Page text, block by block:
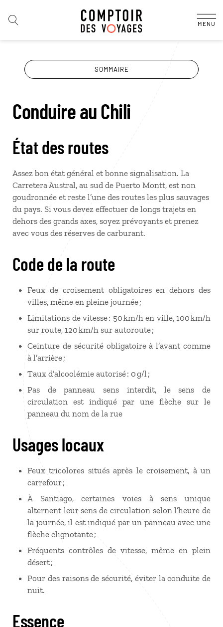
MENU
SOMMAIRE
Conduire au Chili
État des routes
Assez bon état général et bonne signalisation. La
Carretera Austral, au sud de Puerto Montt, est non
goudronnée et reste l’une des routes les plus sauvages
du pays. Si vous devez effectuer de longs trajets en
dehors des grands axes, soyez prévoyants et prenez
avec vous des réserves de carburant.
Code de la route
Feux de croisement obligatoires en dehors des
villes, même en pleine journée ;
Limitations de vitesse : 50 km/h en ville, 100 km/h
sur route, 120 km/h sur autoroute ;
Ceinture de sécurité obligatoire à l’avant comme
à l’arrière ;
Taux d’alcoolémie autorisé : 0 g/l ;
Pas de panneau sens interdit, le sens de
circulation est indiqué par une flèche sur le
panneau du nom de la rue
Usages locaux
Feux tricolores situés après le croisement, à un
carrefour ;
À Santiago, certaines voies à sens unique
alternent leur sens de circulation selon l’heure de
la journée, il est indiqué par un panneau avec une
flèche clignotante ;
Fréquents contrôles de vitesse, même en plein
désert ;
Pour des raisons de sécurité, éviter la conduite de
nuit.
Essence